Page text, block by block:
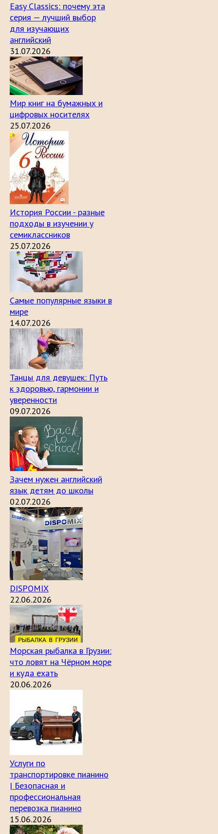
Easy Classics: почему эта
серия — лучший выбор
для изучающих
английский
31.07.2026
Мир книг на бумажных и
цифровых носителях
25.07.2026
История России - разные
подходы в изучении у
семиклассников
25.07.2026
Самые популярные языки в
мире
14.07.2026
Танцы для девушек: Путь
к здоровью, гармонии и
уверенности
09.07.2026
Зачем нужен английский
язык детям до школы
02.07.2026
DISPOMIX
22.06.2026
Морская рыбалка в Грузии:
что ловят на Чёрном море
и куда ехать
20.06.2026
Услуги по
транспортировке пианино
| Безопасная и
профессиональная
перевозка пианино
15.06.2026